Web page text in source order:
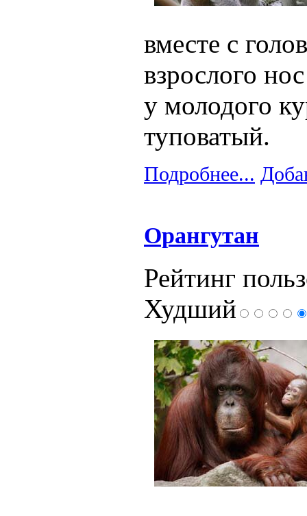
вместе с
взрослого
у молодого
туповатый.
Подробнее...
Орангутан
Рейтинг
Худший